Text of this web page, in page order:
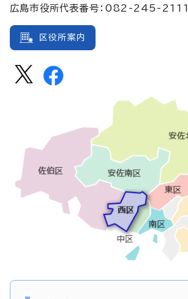
広島市役所代表番号：082-245-2111
区役所案内